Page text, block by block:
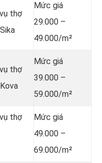
thợ
Mức giá
29.000 –
49.000/m²
thợ
Mức giá
39.000 –
59.000/m²
thợ
Mức giá
49.000 –
69.000/m²